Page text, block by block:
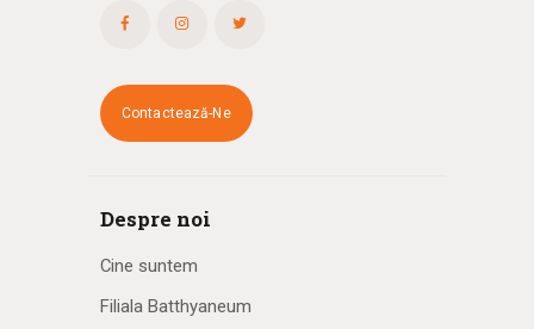
Contactează-Ne
Despre noi
Cine suntem
Filiala Batthyaneum